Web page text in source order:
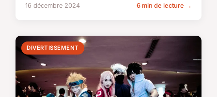
16 décembre 2024 6 min de lecture →
DIVERTISSEMENT